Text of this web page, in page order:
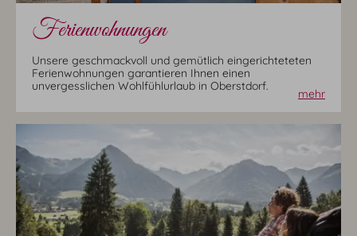
Ferienwohnungen
Unsere geschmackvoll und gemütlich eingerichteteten
Ferienwohnungen garantieren Ihnen einen
unvergesslichen Wohlfühlurlaub in Oberstdorf.
mehr